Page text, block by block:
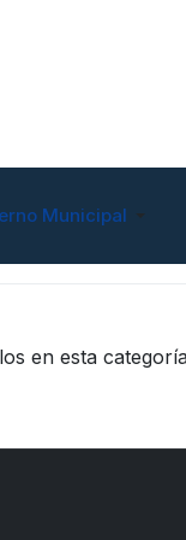
Municipal
en esta